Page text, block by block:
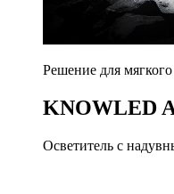
Решение для
KNOWLED
Осветитель с